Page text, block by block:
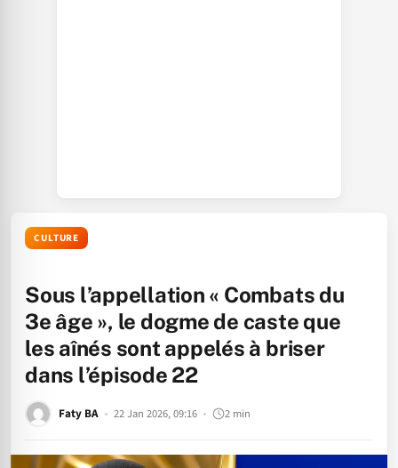
CULTURE
Sous l’appellation « Combats du
3e âge », le dogme de caste que
les aînés sont appelés à briser
dans l’épisode 22
Faty BA 22 Jan 2026, 09:16 2 min